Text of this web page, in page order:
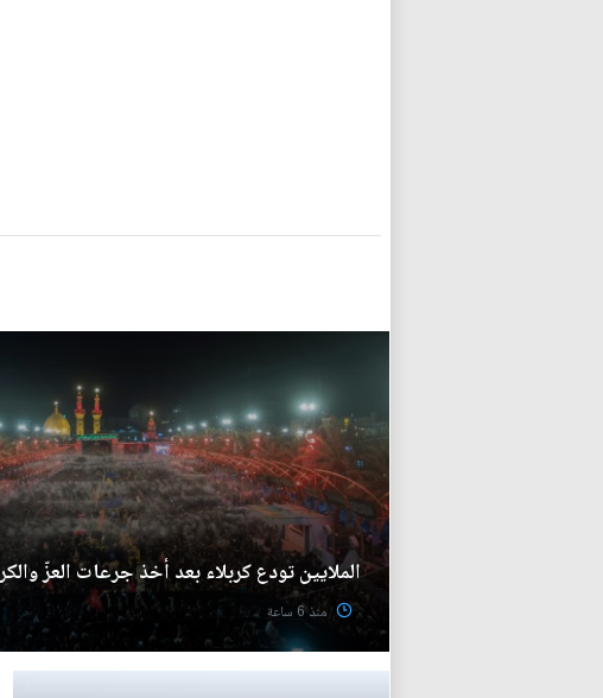
الملايين تودع كربلاء بعد أخذ جرعات العزّ
منذ 6 ساعة